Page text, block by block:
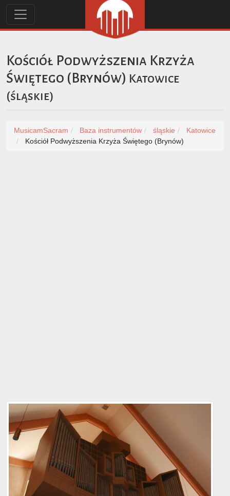
Kościół Podwyższenia Krzyża
Świętego (Brynów) Katowice
(śląskie)
MusicamSacram Baza instrumentów śląskie
Katowice
Kościół Podwyższenia Krzyża Świętego (Brynów)